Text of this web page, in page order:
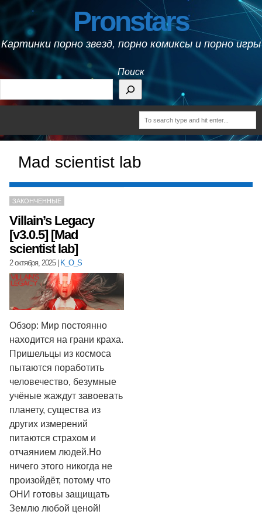
Pronstars
Картинки порно звезд, порно комиксы и порно игры
Поиск
Mad scientist lab
ЗАКОНЧЕННЫЕ
Villain’s Legacy
[v3.0.5] [Mad
scientist lab]
2 октября, 2025| K_O_S
Обзор: Мир постоянно
находится на грани краха.
Пришельцы из космоса
пытаются поработить
человечество, безумные
учёные жаждут завоевать
планету, существа из
других измерений
питаются страхом и
отчаянием людей.Но
ничего этого никогда не
произойдёт, потому что
ОНИ готовы защищать
Землю любой ценой!